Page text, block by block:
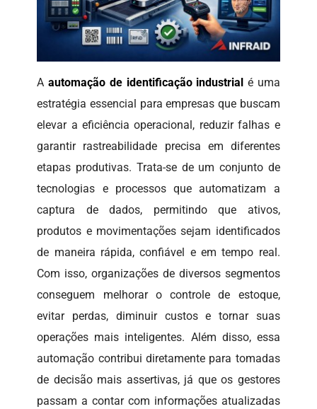
Aautomação de identificação industrial é uma
estratégia essencial para empresas que buscam
elevar a eficiência operacional, reduzir falhas e
garantir rastreabilidade precisa em diferentes
etapas produtivas. Trata-se de um conjunto de
tecnologias e processos que automatizam a
captura de dados, permitindo que ativos,
produtos e movimentações sejam identificados
de maneira rápida, confiável e em tempo real.
Com isso, organizações de diversos segmentos
conseguem melhorar o controle de estoque,
evitar perdas, diminuir custos e tornar suas
operações mais inteligentes. Além disso, essa
automação contribui diretamente para tomadas
de decisão mais assertivas, já que os gestores
passam a contar com informações atualizadas